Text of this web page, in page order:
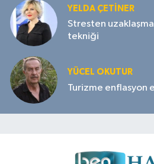
YELDA ÇETİNER
Stresten
tekniği
YÜCEL OKUTUR
Turizme enflasyon